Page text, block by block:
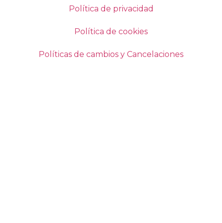
Política de privacidad
Política de cookies
Políticas de cambios y Cancelaciones